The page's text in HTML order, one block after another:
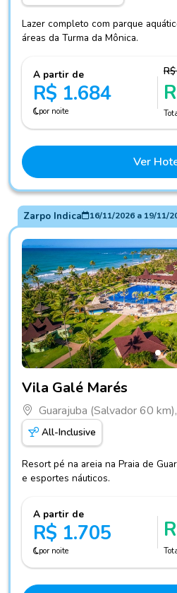
Lazer completo com parque
áreas da Turma da Mônica.
A partir de
R$ 1.684
por noite
Ver
Zarpo Indica 16/11/2026a 19/11/
Vila Galé Marés
Guarajuba (Salvador 60
All-Inclusive
Resort pé na areia na Praia de
e esportes náuticos.
A partir de
R$ 1.705
por noite